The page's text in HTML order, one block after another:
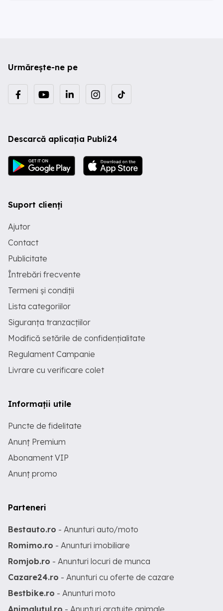
Urmărește-ne pe
Descarcă aplicația Publi24
Suport clienți
Ajutor
Contact
Publicitate
Întrebări frecvente
Termeni și condiții
Lista categoriilor
Siguranța tranzacțiilor
Modifică setările de confidențialitate
Regulament Campanie
Livrare cu verificare colet
Informații utile
Puncte de fidelitate
Anunț Premium
Abonament VIP
Anunț promo
Parteneri
Bestauto.ro - Anunturi auto/moto
Romimo.ro - Anunturi imobiliare
Romjob.ro - Anunturi locuri de munca
Cazare24.ro - Anunturi cu oferte de cazare
Bestbike.ro - Anunturi moto